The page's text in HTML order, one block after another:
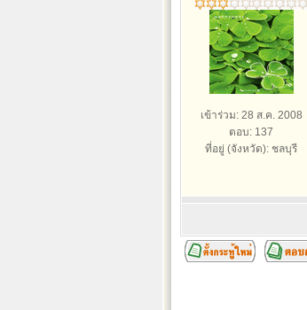
เข้าร่วม: 28 ส.ค. 2008
ตอบ: 137
ที่อยู่ (จังหวัด): ชลบุรี